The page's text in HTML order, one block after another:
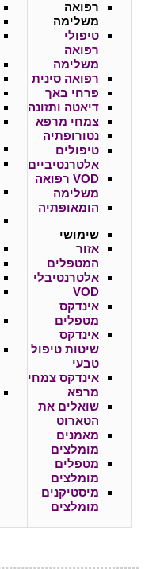
רפואה
משלימה
טיפולי
רפואה
משלימה
רפואה סינית
פרחי באך
דיאטה ותזונה
צמחי מרפא
נטורופתיה
טיפולים
אלטרנטיביים
VOD רפואה
משלימה
הומאופתיה
שימושי
אזור
המטפלים
אלטרנטיבלי
VOD
אינדקס
מטפלים
אינדקס
שיטות טיפול
טבעי
אינדקס צמחי
מרפא
שואלים את
הטארוט
מאמנים
מומלצים
מטפלים
מומלצים
מיסטיקנים
מומלצים